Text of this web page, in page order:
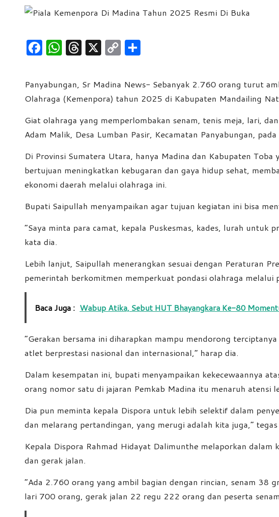
w
s F
a
c
e
o
o
k
W
h
at
s
A
p
p
T
hr
e
a
s
X C
o
p
y
n
k
ar
e
Panyabungan, Sr Madina News- Sebanyak 2.760 orang turut
Olahraga (Kemenpora) tahun 2025 di Kabupaten Mandailing
Giat olahraga yang memperlombakan senam, tenis meja, lari,
Adam Malik, Desa Lumban Pasir, Kecamatan Panyabungan,
Di Provinsi Sumatera Utara, hanya Madina dan Kabupaten
bertujuan meningkatkan kebugaran dan gaya hidup sehat,
ekonomi daerah melalui olahraga ini.
Bupati Saipullah menyampaikan agar tujuan kegiatan ini bisa
“Saya minta para camat, kepala Puskesmas, kades, lurah
kata dia.
Lebih lanjut, Saipullah menerangkan sesuai dengan Peraturan
pemerintah berkomitmen memperkuat pondasi olahraga melalui
Baca Juga : Wabup Atika, Sebut HUT Bhayangkara Ke-80
“Gerakan bersama ini diharapkan mampu mendorong
atlet berprestasi nasional dan internasional,” harap dia.
Dalam kesempatan ini, bupati menyampaikan kekecewaannya
orang nomor satu di jajaran Pemkab Madina itu menaruh atensi
Dia pun meminta kepala Dispora untuk lebih selektif dalam
dan melarang pertandingan, yang merugi adalah kita juga,” tegas
Kepala Dispora Rahmad Hidayat Dalimunthe melaporkan
dan gerak jalan.
“Ada 2.760 orang yang ambil bagian dengan rincian, senam
lari 700 orang, gerak jalan 22 regu 222 orang dan peserta